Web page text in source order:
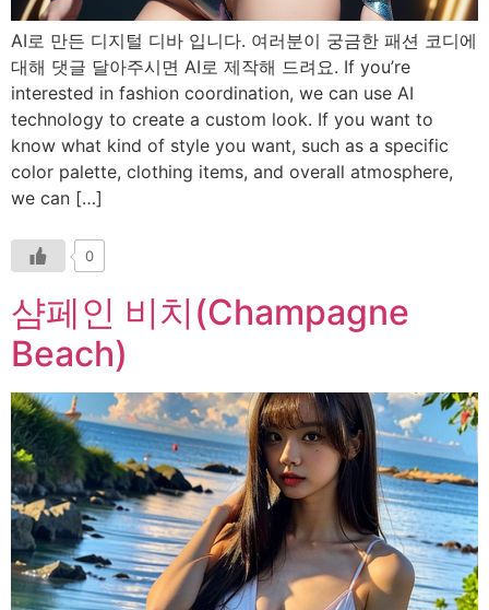
AI로 만든 디지털 디바 입니다. 여러분이 궁금한 패션 코디에
대해 댓글 달아주시면 AI로 제작해 드려요. If you’re
interested in fashion coordination, we can use AI
technology to create a custom look. If you want to
know what kind of style you want, such as a specific
color palette, clothing items, and overall atmosphere,
we can […]
0
샴페인 비치(Champagne
Beach)